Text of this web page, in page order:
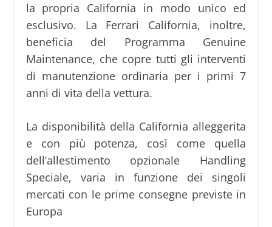
la propria California in modo unico ed
esclusivo. La Ferrari California, inoltre,
beneficia del Programma Genuine
Maintenance, che copre tutti gli interventi
di manutenzione ordinaria per i primi 7
anni di vita della vettura.
La disponibilità della California alleggerita
e con più potenza, così come quella
dell’allestimento opzionale Handling
Speciale, varia in funzione dei singoli
mercati con le prime consegne previste in
Europa